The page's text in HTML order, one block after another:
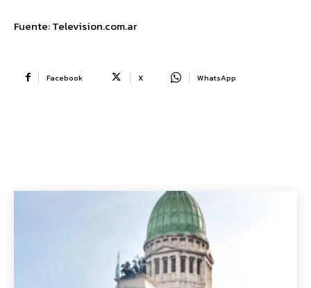
Fuente: Television.com.ar
Facebook X WhatsApp